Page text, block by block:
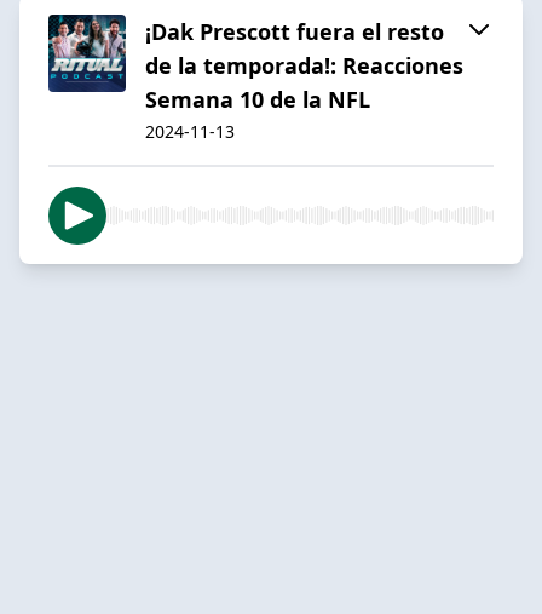
¡Dak Prescott fuera el resto
de la temporada!: Reacciones
Semana 10 de la NFL
2024-11-13